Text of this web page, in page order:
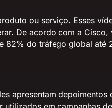
ou serviço. Esses
De acordo com a
82% do tráfego global até
apresentam depoimentos